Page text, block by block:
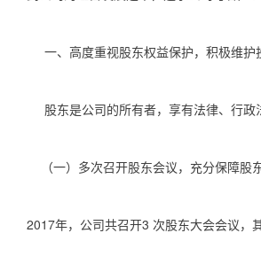
一、高度重视股东权益保护，积极维护
股东是公司的所有者，享有法律、行
（一）多次召开股东会议，充分保障股
2017年，公司共召开3 次股东大会会议，